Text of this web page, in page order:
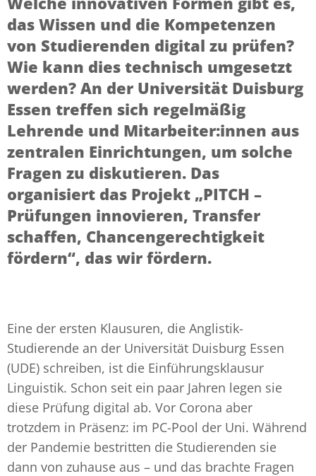
das Wissen und die Kompetenzen
von Studierenden digital zu prüfen?
Wie kann dies technisch umgesetzt
werden? An der Universität Duisburg
Essen treffen sich regelmäßig
Lehrende und Mitarbeiter:innen aus
zentralen Einrichtungen, um solche
Fragen zu diskutieren. Das
organisiert das Projekt „PITCH –
Prüfungen innovieren, Transfer
schaffen, Chancengerechtigkeit
fördern“, das wir fördern.
Eine der ersten Klausuren, die Anglistik-
Studierende an der Universität Duisburg Essen
(UDE) schreiben, ist die Einführungsklausur
Linguistik. Schon seit ein paar Jahren legen sie
diese Prüfung digital ab. Vor Corona aber
trotzdem in Präsenz: im PC-Pool der Uni. Während
der Pandemie bestritten die Studierenden sie
dann von zuhause aus – und das brachte Fragen